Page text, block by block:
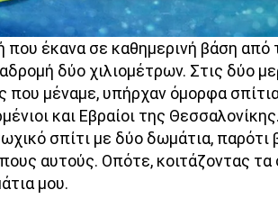
που έκανα σε καθημερινή βάση από
δύο χιλιομέτρων. Στις δύο
που μέναμε, υπήρχαν όμορφα
και Εβραίοι της
σπίτι με δύο δωμάτια, παρότι
αυτούς. Οπότε, κοιτάζοντας τα
μου.